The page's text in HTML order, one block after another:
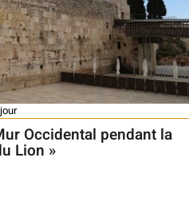
Occidental pendant la
Lion »